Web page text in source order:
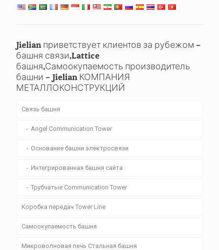
Jielian приветствует клиентов за рубежом –
башня связи,Lattice
башня,Самоокупаемость производитель
башни – Jielian КОМПАНИЯ
МЕТАЛЛОКОНСТРУКЦИЙ
Связь башня
Angel Communication Tower
Основание башни электросвязи
Интегрированная башня сайта
Трубчатые Communication Tower
Коробка передач Tower Line
Самоокупаемость башня
Микроволновая печь Стальная башня